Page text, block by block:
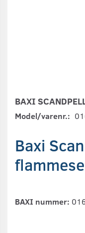
BAXI
Model/varenr.:
Baxi
BAXI nummer: